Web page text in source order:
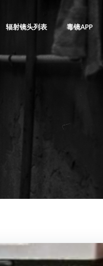
辐射镜头列表 毒镜APP